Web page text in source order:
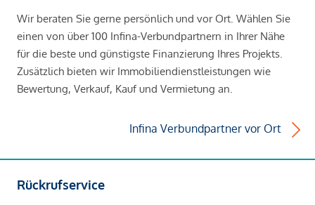
Wir beraten Sie gerne persönlich und vor Ort. Wählen Sie
einen von über 100 Infina-Verbundpartnern in Ihrer Nähe
für die beste und günstigste Finanzierung Ihres Projekts.
Zusätzlich bieten wir Immobiliendienstleistungen wie
Bewertung, Verkauf, Kauf und Vermietung an.
Infina Verbundpartner vor Ort
Rückrufservice